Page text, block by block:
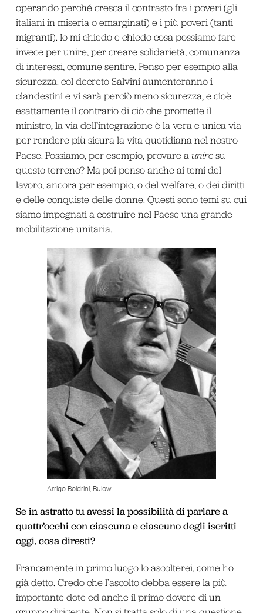
operando perché cresca il contrasto fra i poveri (gli
italiani in miseria o emarginati) e i più poveri (tanti
migranti). Io mi chiedo e chiedo cosa possiamo fare
invece per unire, per creare solidarietà, comunanza
di interessi, comune sentire. Penso per esempio alla
sicurezza: col decreto Salvini aumenteranno i
clandestini e vi sarà perciò meno sicurezza, e cioè
esattamente il contrario di ciò che promette il
ministro; la via dell’integrazione è la vera e unica via
per rendere più sicura la vita quotidiana nel nostro
Paese. Possiamo, per esempio, provare a uniresu
questo terreno? Ma poi penso anche ai temi del
lavoro, ancora per esempio, o del welfare, o dei diritti
e delle conquiste delle donne. Questi sono temi su cui
siamo impegnati a costruire nel Paese una grande
mobilitazione unitaria.
Arrigo Boldrini, Bulow
Se in astratto tu avessi la possibilità di parlare a
quattr’occhi con ciascuna e ciascuno degli iscritti
oggi, cosa diresti?
Francamente in primo luogo lo ascolterei, come ho
già detto. Credo che l’ascolto debba essere la più
importante dote ed anche il primo dovere di un